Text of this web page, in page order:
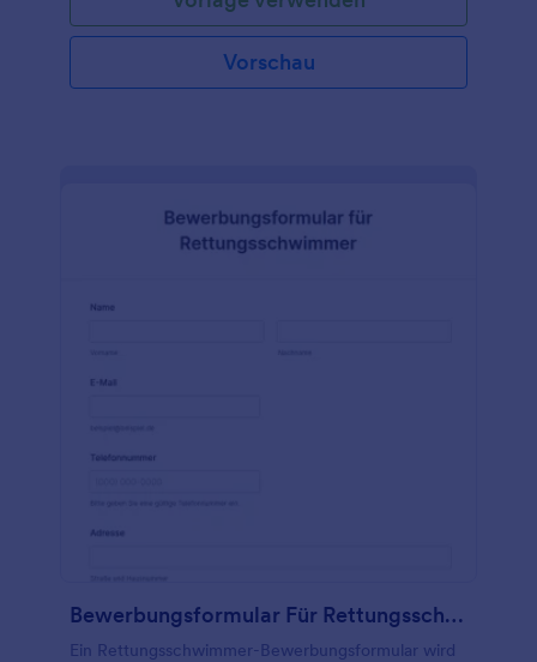
Vorschau
Bewerbungsformular Für Rettungsschwimmer
Ein Rettungsschwimmer-Bewerbungsformular wird